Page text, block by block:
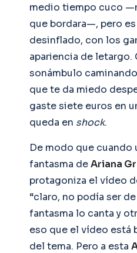
medio tiempo cuco
que bordara—, pero
desinflado, con los
apariencia de letargo.
sonámbulo
que te da miedo
gaste siete euros en
queda en shock.
De modo que cuando
fantasma deAriana
protagoniza el vídeo
“claro, no podía ser
fantasma lo canta y
eso que el vídeo está
del tema. Pero a esta